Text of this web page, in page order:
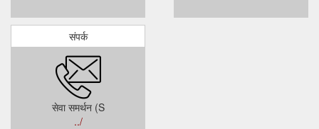
संपर्क
सेवा समर्थन (S
../